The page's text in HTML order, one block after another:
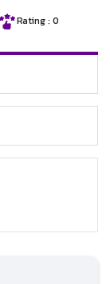
Rating : 0